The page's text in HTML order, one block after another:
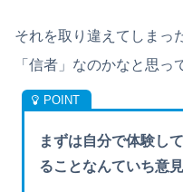
それを取り違えてしまっ
「信者」なのかなと思っ
まずは自分で体験し
ることなんていち意